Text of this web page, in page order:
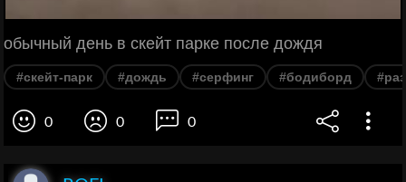
обычный день в скейт парке после дождя
#скейт-парк #дождь #серфинг #бодиборд
0 0 0